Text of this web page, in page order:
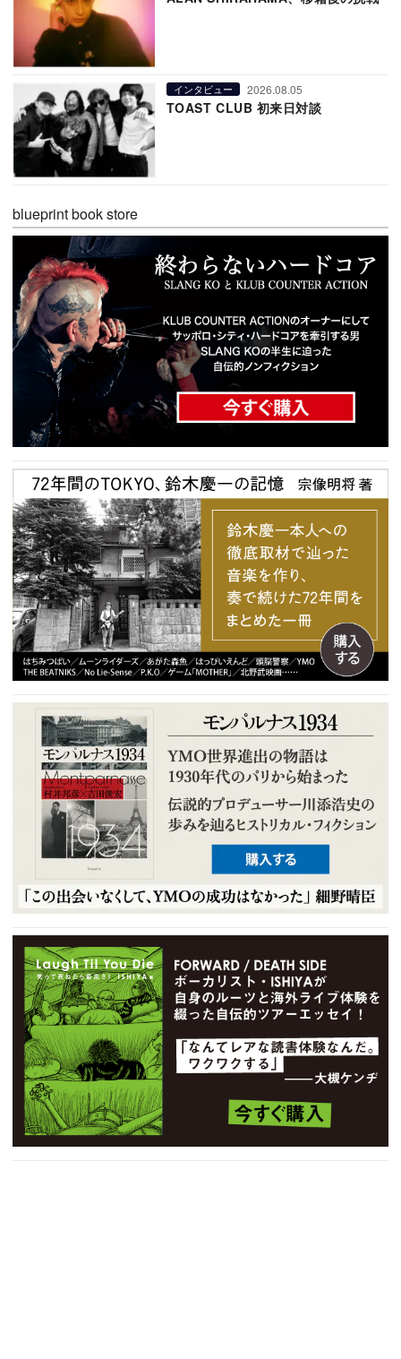
インタビュー 2026.08.05
TOAST CLUB 初来日対談
blueprint book store